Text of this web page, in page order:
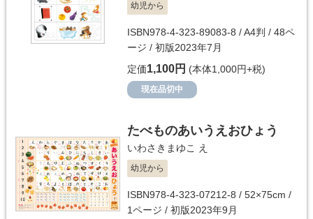
幼児から
ISBN978-4-323-89083-8 / A4判 / 48ペ
ージ / 初版2023年7月
定価1,100円 (本体1,000円+税)
現在品切中
たべものあいうえおひょう
いわさきまゆこ え
幼児から
ISBN978-4-323-07212-8 / 52×75cm /
1ページ / 初版2023年9月